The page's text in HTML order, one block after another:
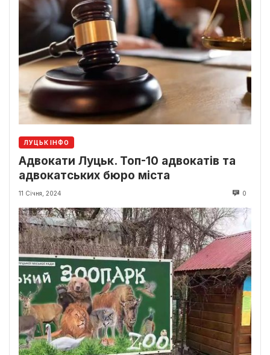
ЛУЦЬК ІНФО
Адвокати Луцьк. Топ-10 адвокатів та
адвокатських бюро міста
11 Січня, 2024 0